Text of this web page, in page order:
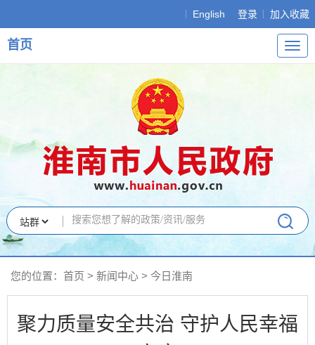
English 登录 加入收藏
导
航
首页
您的位置： 首页 > 新闻中心 > 今日淮南
聚力质量安全共治 守护人民幸福